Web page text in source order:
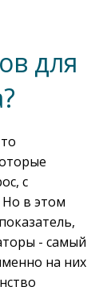
для
с
Но в этом
- самый
на них